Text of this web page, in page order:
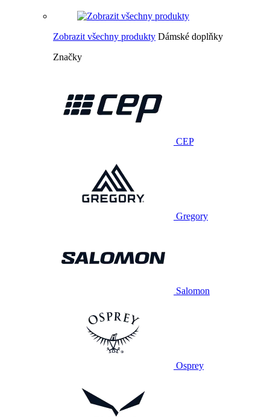
Zobrazit všechny produkty Dámské doplňky
Značky
CEP
Gregory
Salomon
Osprey